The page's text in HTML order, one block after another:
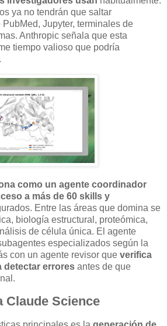
ya no tendrán que saltar
Jupyter, terminales de
Anthropic señala que esta
tiempo valioso que podría
como un agente coordinador
a más de 60 skills y
Entre las áreas que domina se
biología estructural, proteómica,
de célula única. El agente
especializados según la
con un agente revisor que verifica
detectar errores antes de que
Claude Science